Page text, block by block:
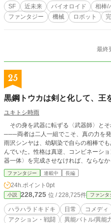
SF 近未来 バイオロイド 相棒/
ファンタジー
機械 ロボット
最終
25
黒鋼トウカは剣と化して、王
ユキトシ時雨
その身を武器に転ずる〈武器師〉と
───両者は二人一組でこそ、真の力を発揮する。 〈封印師〉の
雨沢シンヤは、幼馴染で自らの相棒で
んでいた。性格は真逆、コンビネーシ
器一体〉を完成させなければ、なら
〈封印師〉黒鋼カサネにビネーション
体〉を完成させなければ、ならなか
王〉を蘇らせようとする一派〈リベレ
目標は〈八災王〉の封印を管理する一
はトウカを暗殺することであった。 すこしずつ狂い始める日常。それでもシ
ンヤとトウカは互いの大切なものを守れるのか？ 二人で一つ
ファンタジー 連載中 長編
24h.ポイント 0pt
小説 228,725 位 / 228,725件 ファンタ
ハラハラドキドキ 日常 コメディ
アクション・戦闘
異能バトル/異能